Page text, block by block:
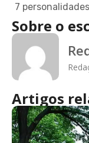
Sobre o
Artigos